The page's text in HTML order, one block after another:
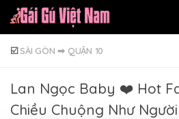
Skip to content
☑️SÀI GÒN ➡ QUẬN 10
Lan Ngọc Baby ❤️ Hot
Chiều Chuộng Như Người